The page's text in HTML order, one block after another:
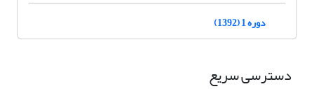
دوره 1 (1392)
دسترسی سریع